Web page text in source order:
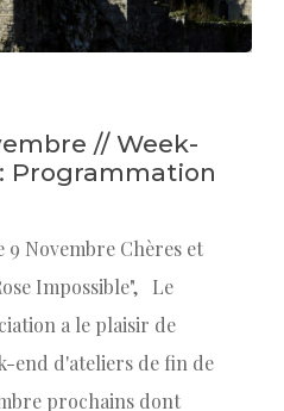
// Week-
Programmation
9 Novembre Chères et
Impossible", Le
a le plaisir de
end d'ateliers de fin de
prochains dont